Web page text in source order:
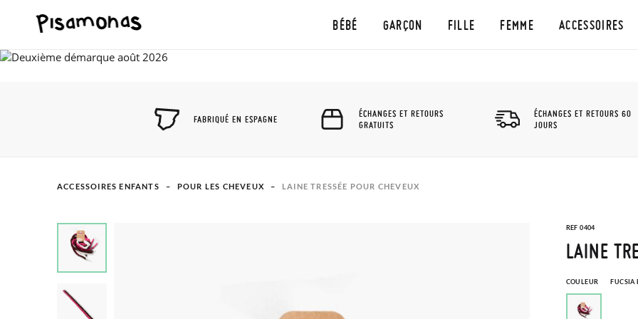
BÉBÉ GARÇON FILLE FEMME ACCESSOIRES
FABRIQUÉ EN ESPAGNE
ÉCHANGES ET RETOURS
GRATUITS
ÉCHANGES ET RETOURS 60
JOURS
ACCESSOIRES ENFANTS POUR LES CHEVEUX LAINE TRESSÉE POUR CHEVEUX
REF 0404
LAINE
COULEUR FUCSIA